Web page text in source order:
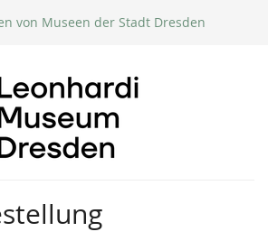
von Museen der Stadt Dresden